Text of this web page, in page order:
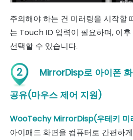
주의해야 하는 건 미러링을 시작할
는 Touch ID 입력이 필요하며, 이
선택할 수 있습니다.
2
MirrorDisp로 아이폰
공유(마우스 제어 지원)
WooTechy MirrorDisp(우테키 미
아이패드 화면을 컴퓨터로 간편하